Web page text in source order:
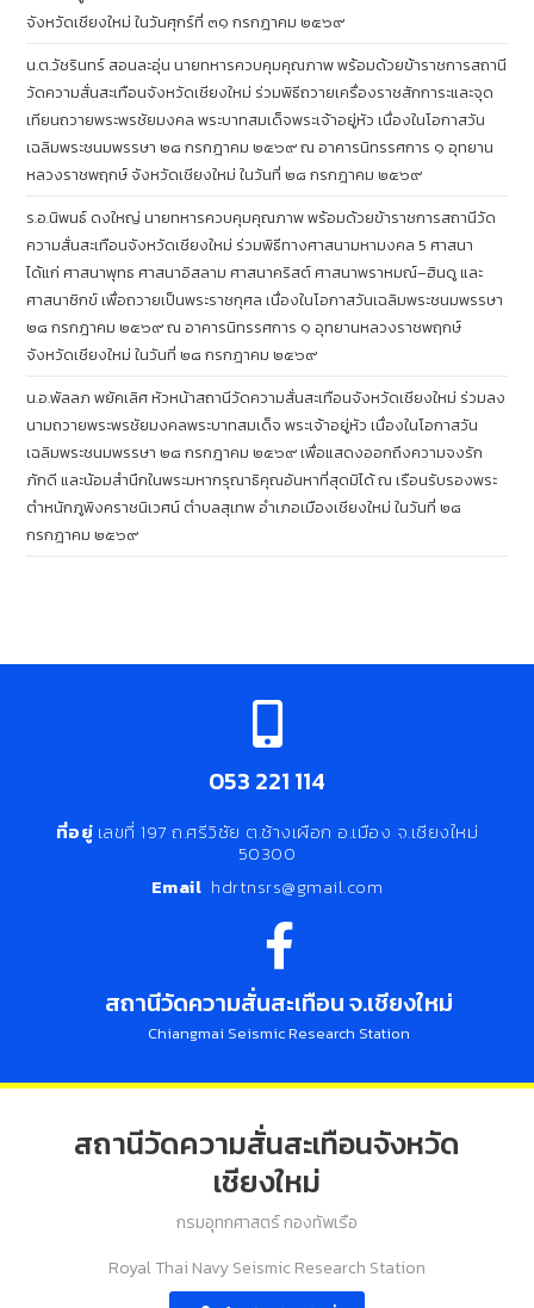
จังหวัดเชียงใหม่ ในวันศุกร์ที่ ๓๑ กรกฎาคม ๒๕๖๙
น.ต.วัชรินทร์ สอนละอุ่น นายทหารควบคุมคุณภาพ พร้อมด้วยข้าราชการสถานี
วัดความสั่นสะเทือนจังหวัดเชียงใหม่ ร่วมพิธีถวายเครื่องราชสักการะและจุด
เทียนถวายพระพรชัยมงคล พระบาทสมเด็จพระเจ้าอยู่หัว เนื่องในโอกาสวัน
เฉลิมพระชนมพรรษา ๒๘ กรกฎาคม ๒๕๖๙ ณ อาคารนิทรรศการ ๑ อุทยาน
หลวงราชพฤกษ์ จังหวัดเชียงใหม่ ในวันที่ ๒๘ กรกฎาคม ๒๕๖๙
ร.อ.นิพนธ์ ดงใหญ่ นายทหารควบคุมคุณภาพ พร้อมด้วยข้าราชการสถานีวัด
ความสั่นสะเทือนจังหวัดเชียงใหม่ ร่วมพิธีทางศาสนามหามงคล 5 ศาสนา
ได้แก่ ศาสนาพุทธ ศาสนาอิสลาม ศาสนาคริสต์ ศาสนาพราหมณ์–ฮินดู และ
ศาสนาซิกข์ เพื่อถวายเป็นพระราชกุศล เนื่องในโอกาสวันเฉลิมพระชนมพรรษา
๒๘ กรกฎาคม ๒๕๖๙ ณ อาคารนิทรรศการ ๑ อุทยานหลวงราชพฤกษ์
จังหวัดเชียงใหม่ ในวันที่ ๒๘ กรกฎาคม ๒๕๖๙
น.อ.พัลลภ พยัคเลิศ หัวหน้าสถานีวัดความสั่นสะเทือนจังหวัดเชียงใหม่ ร่วมลง
นามถวายพระพรชัยมงคลพระบาทสมเด็จ พระเจ้าอยู่หัว เนื่องในโอกาสวัน
เฉลิมพระชนมพรรษา ๒๘ กรกฎาคม ๒๕๖๙ เพื่อแสดงออกถึงความจงรัก
ภักดี และน้อมสำนึกในพระมหากรุณาธิคุณอันหาที่สุดมิได้ ณ เรือนรับรองพระ
ตำหนักภูพิงคราชนิเวศน์ ตำบลสุเทพ อำเภอเมืองเชียงใหม่ ในวันที่ ๒๘
กรกฎาคม ๒๕๖๙
053 221 114
ที่อยู่ เลขที่ 197 ถ.ศรีวิชัย ต.ช้างเผือก อ.เมือง จ.เชียงใหม่
50300
Email hdrtnsrs@gmail.com
สถานีวัดความสั่นสะเทือน จ.เชียงใหม่
Chiangmai Seismic Research Station
สถานีวัดความสั่นสะเทือนจังหวัด
เชียงใหม่
กรมอุทกศาสตร์ กองทัพเรือ
Royal Thai Navy Seismic Research Station